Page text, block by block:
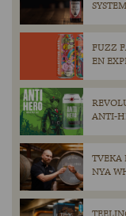
FUZZ
EN
ANTI-
TVEKA
NYA